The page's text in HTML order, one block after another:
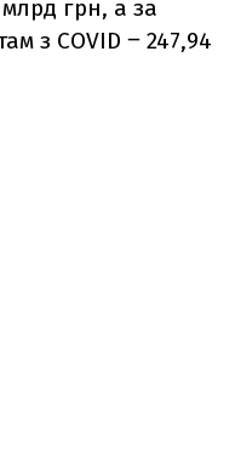
грн, а за
з COVID ‒ 247,94